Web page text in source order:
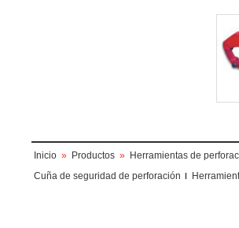
Inicio » Productos » Herramientas de
Cuña de seguridad de perforación